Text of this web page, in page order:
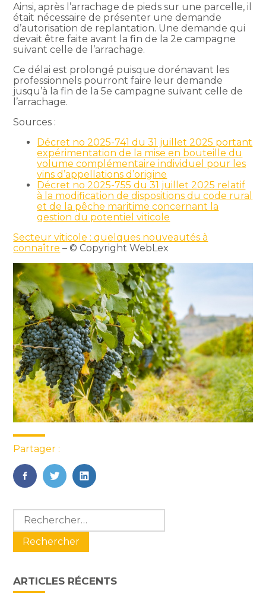
Ainsi, après l’arrachage de pieds sur une parcelle, il
était nécessaire de présenter une demande
d’autorisation de replantation. Une demande qui
devait être faite avant la fin de la 2e campagne
suivant celle de l’arrachage.
Ce délai est prolongé puisque dorénavant les
professionnels pourront faire leur demande
jusqu’à la fin de la 5e campagne suivant celle de
l’arrachage.
Sources :
Décret no 2025-741 du 31 juillet 2025 portant
expérimentation de la mise en bouteille du
volume complémentaire individuel pour les
vins d’appellations d’origine
Décret no 2025-755 du 31 juillet 2025 relatif
à la modification de dispositions du code rural
et de la pêche maritime concernant la
gestion du potentiel viticole
Secteur viticole : quelques nouveautés à
connaître – © Copyright WebLex
Partager :
FaceBook
TwitterLinkedIn
Blog
sidebar
Rechercher :
ARTICLES RÉCENTS